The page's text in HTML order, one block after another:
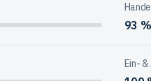
93 %
Ein-